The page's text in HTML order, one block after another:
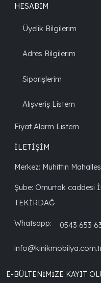
HESABIM
Üyelik Bilgilerim
Adres Bilgilerim
Siparişlerim
Alışveriş Listem
Fiyat Alarm Listem
İLETİŞİM
Merkez: Muhittin
Şube: Omurtak caddesi
TEKİRDAĞ
Whatsapp: 0543 653
E-BÜLTENIMIZE KAYIT